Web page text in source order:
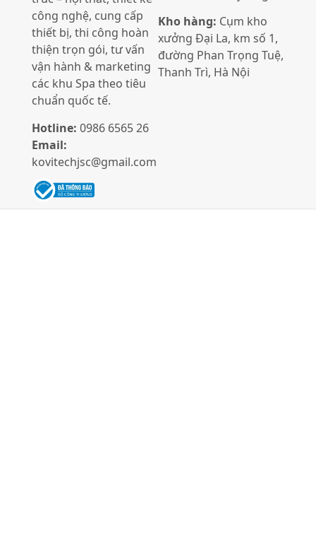
công nghệ, cung cấp
thiết bị, thi công hoàn
thiện trọn gói, tư vấn
vận hành & marketing
các khu Spa theo tiêu
chuẩn quốc tế.
Hotline: 0986 6565 26
Email:
kovitechjsc@gmail.com
Kho hàng: Cụm kho
xưởng Đại La, km số 1,
đường Phan Trọng Tuệ,
Thanh Trì, Hà Nội